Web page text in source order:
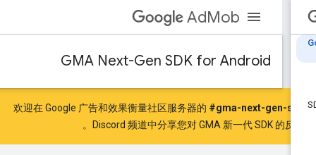
AdMob
GMA Next-Gen SDK for Android
欢迎在 Google 广告和效果衡量社区服务器的#gma-next-gen-
Discord 频道中分享您对 GMA 新一代 SDK 的反馈